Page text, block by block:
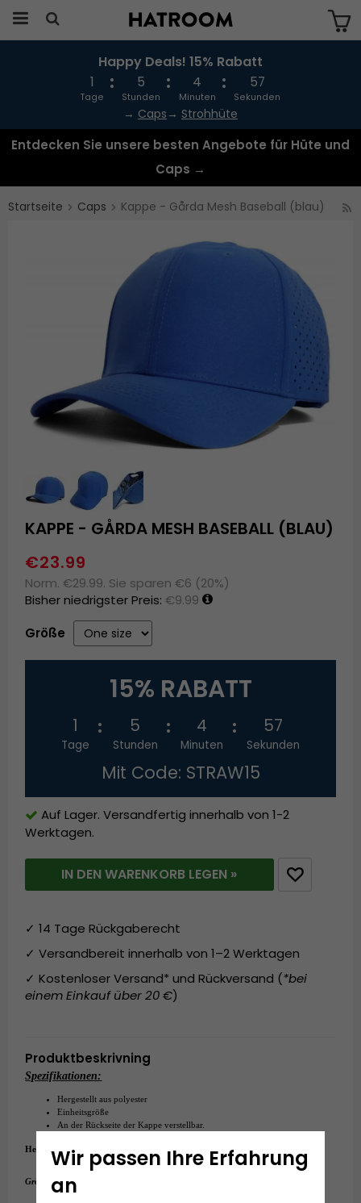
Das Produkt wurde in Ihren Warenkorb
gelegt
Happy Deals! 15% Rabatt
1
Tage
5
Stunden
4
Minuten
57
Sekunden
→ Caps → Strohhüte
Entdecken Sie unsere besten Angebote für Hüte und
Caps →
Startseite Caps Kappe - Gårda Mesh Baseball (blau)
KAPPE - GÅRDA MESH BASEBALL (BLAU)
€23.99
Norm. €29.99. Sie sparen €6 (20%)
Bisher niedrigster Preis: €9.99
Größe
15% RABATT
1
Tage
5
Stunden
4
Minuten
57
Sekunden
Mit Code: STRAW15
Auf Lager. Versandfertig innerhalb von 1-2
Werktagen.
IN DEN WARENKORB LEGEN »
✓ 14 Tage Rückgaberecht
✓ Versandbereit innerhalb von 1–2 Werktagen
✓ Kostenloser Versand* und Rückversand (*bei
einem Einkauf über 20 €)
Produktbeskrivning
Spezifikationen:
Hergestellt aus polyester
Einheitsgröße
An der Rückseite der Kappe verstellbar.
Hergestellt aus:
Grösseninformationen:
Wir passen Ihre Erfahrung
an